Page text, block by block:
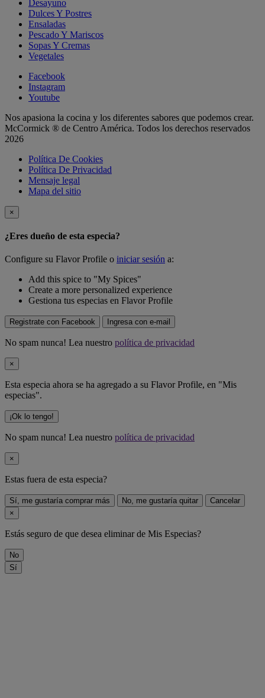
Desayuno
Dulces Y Postres
Ensaladas
Pescado Y Mariscos
Sopas Y Cremas
Vegetales
Facebook
Instagram
Youtube
Nos apasiona la cocina y los diferentes sabores que podemos crear.
McCormick ® de Centro América. Todos los derechos reservados
2026
Política De Cookies
Política De Privacidad
Mensaje legal
Mapa del sitio
×
¿Eres dueño de esta especia?
Configure su Flavor Profile o iniciar sesión a:
Add this spice to "My Spices"
Create a more personalized experience
Gestiona tus especias en Flavor Profile
Registrate con Facebook Ingresa con e-mail
No spam nunca! Lea nuestro política de privacidad
×
Esta especia ahora se ha agregado a su Flavor Profile, en "Mis
especias".
¡Ok lo tengo!
No spam nunca! Lea nuestro política de privacidad
×
Estas fuera de esta especia?
Sí, me gustaría comprar más No, me gustaría quitar
Cancelar
×
Estás seguro de que desea eliminarde Mis Especias?
No
Sí